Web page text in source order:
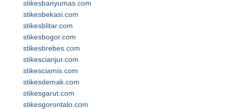
stikesbanyumas.com
stikesbekasi.com
stikesblitar.com
stikesbogor.com
stikesbrebes.com
stikescianjur.com
stikesciamis.com
stikesdemak.com
stikesgarut.com
stikesgorontalo.com